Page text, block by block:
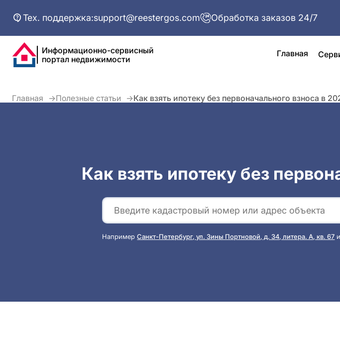
Тех. поддержка:support@reestergos.com Обработка заказов 24/7
Информационно-сервисный
портал недвижимости
Главная
Главная Полезные статьи Как взять ипотеку без первоначального взноса в
Как взять ипотеку без
НапримерСанкт-Петербург, ул. Зины Портновой, д. 34, литера. А, кв. 67